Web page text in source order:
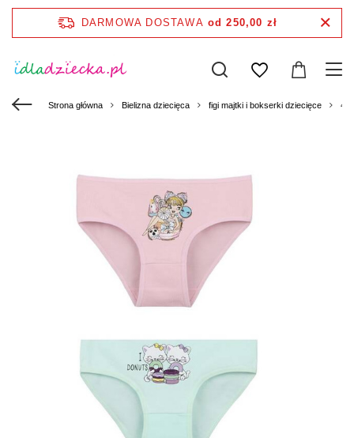
DARMOWA DOSTAWA od 250,00 zł
Strona główna Bielizna dziecięca figi majtki i bokserki dziecięce